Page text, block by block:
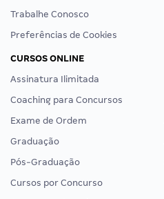
Trabalhe Conosco
Preferências de Cookies
CURSOS ONLINE
Assinatura Ilimitada
Coaching para Concursos
Exame de Ordem
Graduação
Pós-Graduação
Cursos por Concurso